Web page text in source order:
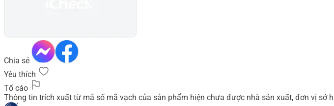
Chia sẻ
Yêu thích
Tố cáo
Thông tin trích xuất từ mã số mã vạch của sản phẩm hiện chưa được nhà sản xuất, đơn vị sở